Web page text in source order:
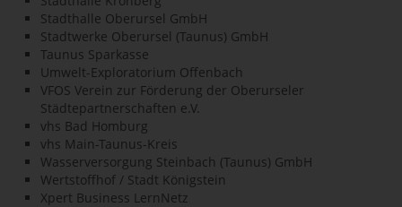
Stadthalle Oberursel GmbH
Stadtwerke Oberursel (Taunus) GmbH
Taunus Sparkasse
Umwelt-Exploratorium Offenbach
VFOS Verein zur Förderung der Oberurseler
Städtepartnerschaften e.V.
vhs Bad Homburg
vhs Main-Taunus-Kreis
Wasserversorgung Steinbach (Taunus) GmbH
Wertstoffhof / Stadt Königstein
Xpert Business LernNetz